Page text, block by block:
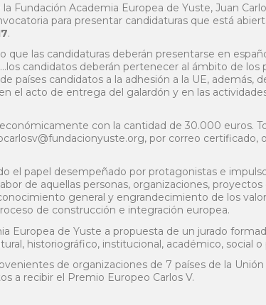
Fundación Academia Europea de Yuste, Juan
para presentar candidaturas que está
.
que las candidaturas deberán presentarse en
candidatos deberán pertenecer al ámbito de los
países candidatos a la adhesión a la UE, además,
el acto de entrega del galardón y en las
con la cantidad de 30.000 euros.
por correo certificado,
el papel desempeñado por protagonistas e
de aquellas personas, organizaciones, proyectos
general y engrandecimiento de los
de construcción e integración europea.
Europea de Yuste a propuesta de un jurado
historiográfico, institucional, académico, social o
de organizaciones de 7 países de la Unión
a recibir el Premio Europeo Carlos V.